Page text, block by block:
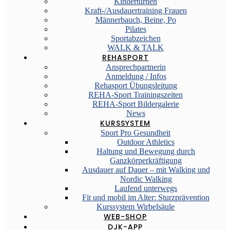
Kraft-/Ausdauertraining Frauen
Männerbauch, Beine, Po
Pilates
Sportabzeichen
WALK & TALK
REHASPORT
Ansprechpartnerin
Anmeldung / Infos
Rehasport Übungsleitung
REHA-Sport Trainingszeiten
REHA-Sport Bildergalerie
News
KURSSYSTEM
Sport Pro Gesundheit
Outdoor Athletics
Haltung und Bewegung durch
Ganzkörperkräftigung
Ausdauer auf Dauer – mit Walking und
Nordic Walking
Laufend unterwegs
Fit und mobil im Alter: Sturzprävention
Kurssystem Wirbelsäule
WEB-SHOP
DJK-APP